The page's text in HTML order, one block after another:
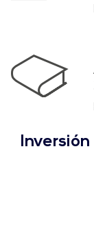
Inversión